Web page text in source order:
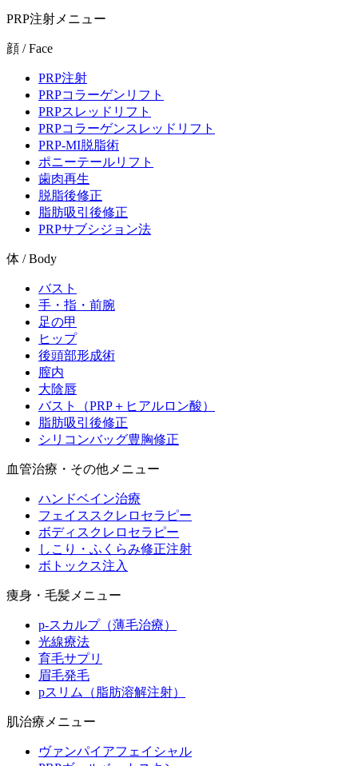
PRP注射メニュー
顔 / Face
PRP注射
PRPコラーゲンリフト
PRPスレッドリフト
PRPコラーゲンスレッドリフト
PRP-MI脱脂術
ポニーテールリフト
歯肉再生
脱脂後修正
脂肪吸引後修正
PRPサブシジョン法
体 / Body
バスト
手・指・前腕
足の甲
ヒップ
後頭部形成術
膣内
大陰唇
バスト（PRP＋ヒアルロン酸）
脂肪吸引後修正
シリコンバッグ豊胸修正
血管治療・その他メニュー
ハンドベイン治療
フェイススクレロセラピー
ボディスクレロセラピー
しこり・ふくらみ修正注射
ボトックス注入
痩身・毛髪メニュー
p-スカルプ（薄毛治療）
光線療法
育毛サプリ
眉毛発毛
pスリム（脂肪溶解注射）
肌治療メニュー
ヴァンパイアフェイシャル